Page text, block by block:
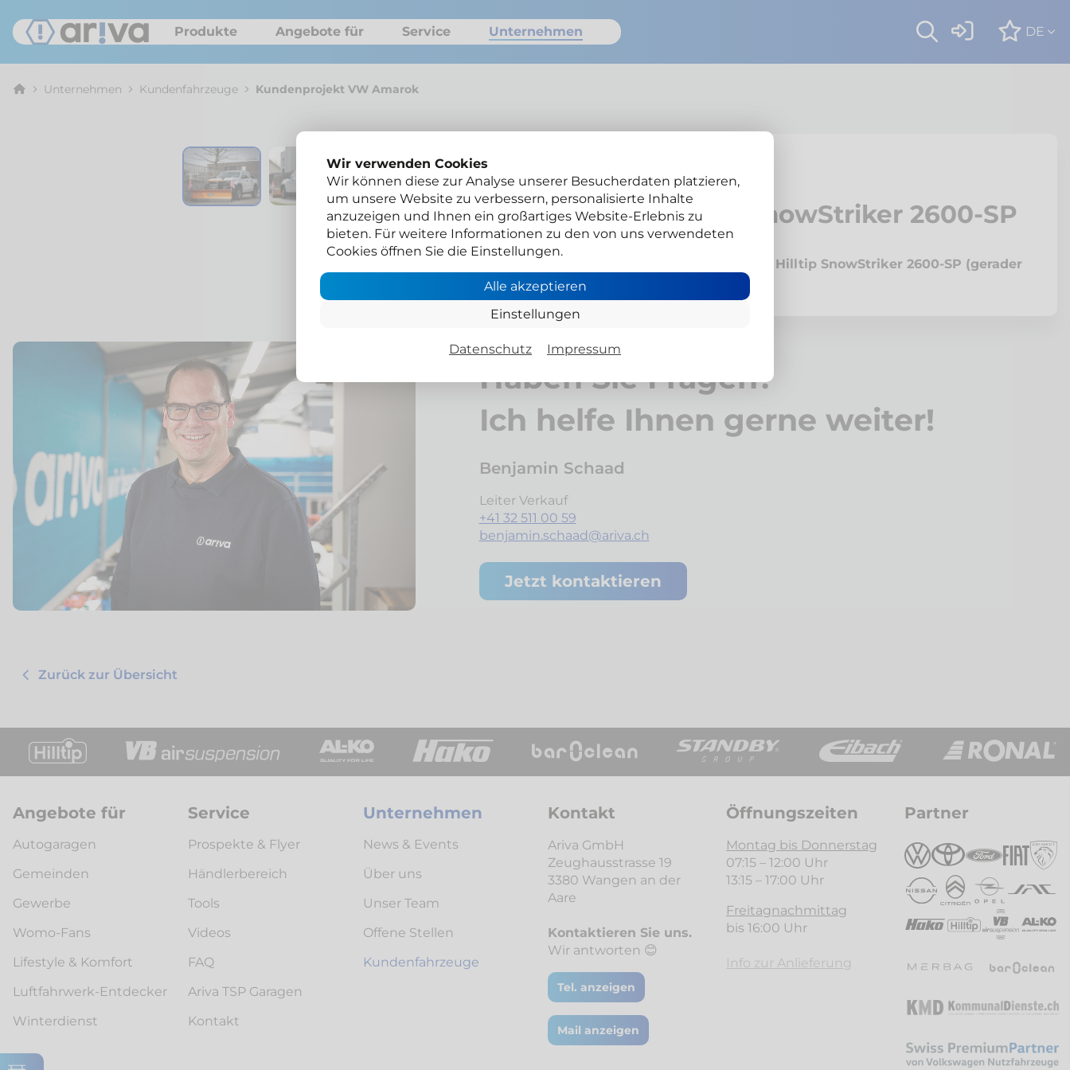
Produkte Angebote für Service Unternehmen DE
Unternehmen Kunden­fahrzeuge Kundenprojekt VW Amarok
Hilltip SnowStriker 2600-SP
VW Amarok mit Hilltip SnowStriker 2600-SP (gerader
Schneepflug)
Haben Sie Fragen?
Ich helfe Ihnen gerne weiter!
Benjamin Schaad
Leiter Verkauf
+41 32 511 00 59
benjamin.schaad@ariva.ch
Jetzt kontaktieren
Zurück zur Übersicht
Angebote für
Autogaragen
Gemeinden
Gewerbe
Womo-Fans
Lifestyle & Komfort
Luftfahrwerk-Entdecker
Winterdienst
Service
Prospekte & Flyer
Händlerbereich
Tools
Videos
FAQ
Ariva TSP Garagen
Kontakt
Unternehmen
News & Events
Über uns
Unser Team
Offene Stellen
Kunden­fahrzeuge
Kontakt
Ariva GmbH
Zeughausstrasse 19
3380 Wangen an der
Aare
Kontaktieren Sie uns.
Wir antworten 😊
Tel. anzeigen
Mail anzeigen
Öffnungszeiten
Montag bis Donnerstag
07:15 – 12:00 Uhr
13:15 – 17:00 Uhr
Freitagnachmittag
bis 16:00 Uhr
Info zur Anlieferung
Partner
Wir verwenden Cookies
Wir können diese zur Analyse unserer Besucherdaten platzieren,
um unsere Website zu verbessern, personalisierte Inhalte
anzuzeigen und Ihnen ein großartiges Website-Erlebnis zu
bieten. Für weitere Informationen zu den von uns verwendeten
Cookies öffnen Sie die Einstellungen.
Alle akzeptieren
Einstellungen
Datenschutz Impressum